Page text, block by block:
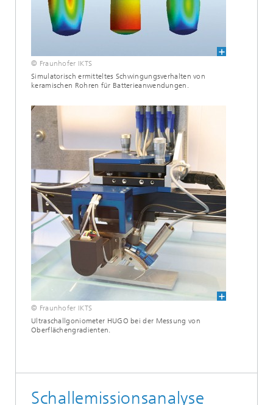
© Fraunhofer IKTS
Simulatorisch ermitteltes Schwingungsverhalten von
keramischen Rohren für Batterieanwendungen.
© Fraunhofer IKTS
Ultraschallgoniometer HUGO bei der Messung von
Oberflächengradienten.
Schallemissionsanalyse